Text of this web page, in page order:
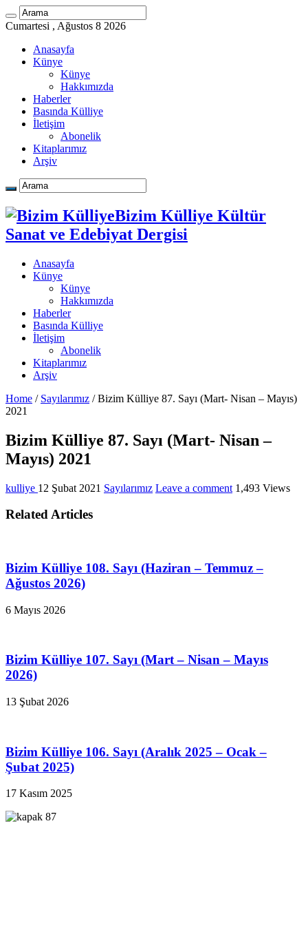
Cumartesi , Ağustos 8 2026
Anasayfa
Künye
Künye
Hakkımızda
Haberler
Basında Külliye
İletişim
Abonelik
Kitaplarımız
Arşiv
Bizim Külliye Kültür
Sanat ve Edebiyat Dergisi
Anasayfa
Künye
Künye
Hakkımızda
Haberler
Basında Külliye
İletişim
Abonelik
Kitaplarımız
Arşiv
Home / Sayılarımız / Bizim Külliye 87. Sayı (Mart- Nisan – Mayıs)
2021
Bizim Külliye 87. Sayı (Mart- Nisan –
Mayıs) 2021
kulliye 12 Şubat 2021 Sayılarımız Leave a comment 1,493 Views
Related Articles
Bizim Külliye 108. Sayı (Haziran – Temmuz –
Ağustos 2026)
6 Mayıs 2026
Bizim Külliye 107. Sayı (Mart – Nisan – Mayıs
2026)
13 Şubat 2026
Bizim Külliye 106. Sayı (Aralık 2025 – Ocak –
Şubat 2025)
17 Kasım 2025